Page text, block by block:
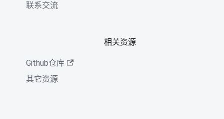
联系交流
相关资源
Github仓库
其它资源